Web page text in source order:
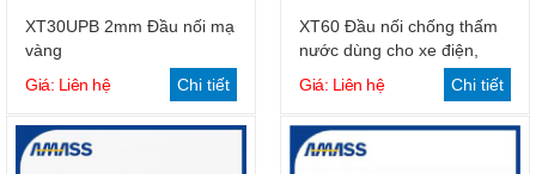
XT30UPB 2mm Đầu nối mạ
vàng
Giá: Liên hệ
Chi tiết
XT60 Đầu nối chống thấm
nước dùng cho xe điện,
động cơ
Giá: Liên hệ Chi tiết